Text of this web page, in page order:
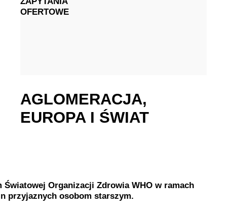
OFERTOWE
AGLOMERACJA,
EUROPA I ŚWIAT
Światowej Organizacji Zdrowia WHO w ramach
przyjaznych osobom starszym.